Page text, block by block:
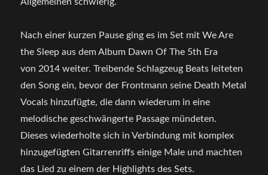
Nach einer kurzen Pause ging es im Set mit We Are
the Sleep aus dem Album Dawn Of The 5th Era
von 2014 weiter. Treibende Schlagzeug Beats leiteten
den Song ein, bevor der Frontmann seine Death Metal
Vocals hinzufügte, die dann wiederum in eine
melodische geschwängerte Passage mündeten.
Dieses wiederholte sich in Verbindung mit komplex
hinzugefügten Gitarrenriffs einige Male und machten
das Lied zu einem der Highlights des Sets.